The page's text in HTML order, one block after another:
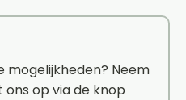
mogelijkheden? Neem
op via de knop